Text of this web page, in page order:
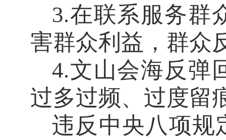
3.在联系服务群
害群众利益，群众
4.文山会海反弹
过多过频、过度留
违反中央八项规